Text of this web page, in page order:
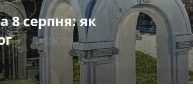
загинула
(фото)
із
додому” –
8 серпня: як
і
у Харкові
на Харківщині